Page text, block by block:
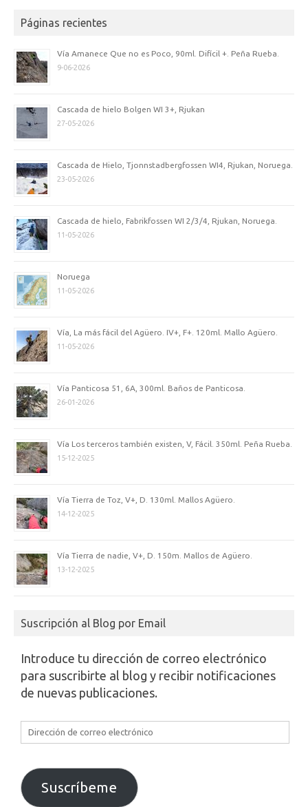
Páginas recientes
Vía Amanece Que no es Poco, 90ml. Difícil +. Peña Rueba.
9-06-2026
Cascada de hielo Bolgen WI 3+, Rjukan
27-05-2026
Cascada de Hielo, Tjonnstadbergfossen WI4, Rjukan, Noruega.
23-05-2026
Cascada de hielo, Fabrikfossen WI 2/3/4, Rjukan, Noruega.
11-05-2026
Noruega
11-05-2026
Vía, La más fácil del Agüero. IV+, F+. 120ml. Mallo Agüero.
11-05-2026
Vía Panticosa 51, 6A, 300ml. Baños de Panticosa.
26-01-2026
Vía Los terceros también existen, V, Fácil. 350ml. Peña Rueba.
15-12-2025
Vía Tierra de Toz, V+, D. 130ml. Mallos Agüero.
14-12-2025
Vía Tierra de nadie, V+, D. 150m. Mallos de Agüero.
13-12-2025
Suscripción al Blog por Email
Introduce tu dirección de correo electrónico
para suscribirte al blog y recibir notificaciones
de nuevas publicaciones.
Dirección
de
electrónico
Suscríbeme